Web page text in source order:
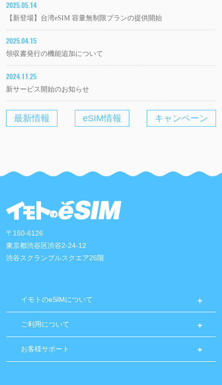
2025.05.14
【新登場】台湾eSIM 容量無制限プランの提供開始
2025.04.15
領収書発行の機能追加について
2024.11.25
新サービス開始のお知らせ
最新情報 eSIM情報 キャンペーン
〒150-6126
東京都渋谷区渋谷2-24-12
渋谷スクランブルスクエア26階
イモトのeSIMについて
ご利用について
お客様サポート